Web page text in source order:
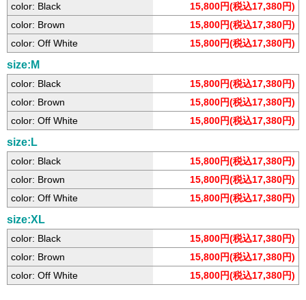
color: Black
15,800円(税込17,380円)
color: Brown
15,800円(税込17,380円)
color: Off White
15,800円(税込17,380円)
size:M
color: Black
15,800円(税込17,380円)
color: Brown
15,800円(税込17,380円)
color: Off White
15,800円(税込17,380円)
size:L
color: Black
15,800円(税込17,380円)
color: Brown
15,800円(税込17,380円)
color: Off White
15,800円(税込17,380円)
size:XL
color: Black
15,800円(税込17,380円)
color: Brown
15,800円(税込17,380円)
color: Off White
15,800円(税込17,380円)